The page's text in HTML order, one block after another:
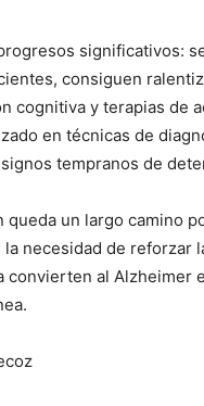
significativos:
consiguen
cognitiva y terapias de
en técnicas de
tempranos de
un largo camino
necesidad de reforzar
convierten al Alzheimer